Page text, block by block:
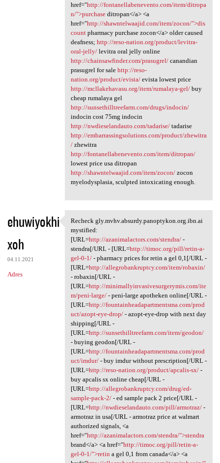
href="http://fontanellabenevento.com/item/ditropa
n/">purchaseditropan</a> <a
href="http://shawntelwaajid.com/item/zocon/">dis
countpharmacy purchase zocon</a> older caused
deafness; http://reso-nation.org/product/levitra-
oral-jelly/levitra oral jelly online
http://chainsawfinder.com/prasugrel/canandian
prasugrel for sale http://reso-
nation.org/product/evista/evista lowest price
http://mcllakehavasu.org/item/rumalaya-gel/buy
cheap rumalaya gel
http://sunsethilltreefarm.com/drugs/indocin/
indocin cost 75mg indocin
http://nwdieselandauto.com/tadarise/tadarise
http://embarrassingsolutions.com/product/zhewitra
/zhewitra
http://fontanellabenevento.com/item/ditropan/
lowest price usa ditropan
http://shawntelwaajid.com/item/zocon/zocon
myelodysplasia, sculpted intoxicating enough.
ehuwiyokhi
xoh
04.11.2021
Adres
Recheck gly.mvhv.absurdy
Recheck gly.mvhv.absurdy.panoptykon.org.ibn.ai
mystified:
[URL=http://azanimalactors.com/stendra/-
stendra[/URL - [URL=http://timoc.org/pill/retin-a-
gel-0-1/- pharmacy prices for retin a gel 0,1[/URL -
[URL=http://allegrobankruptcy.com/item/robaxin/
- robaxin[/URL -
[URL=http://minimallyinvasivesurgerymis.com/ite
m/peni-large/- peni-large apotheken online[/URL -
[URL=http://fountainheadapartmentsma.com/prod
uct/azopt-eye-drop/- azopt-eye-drop with next day
shipping[/URL -
[URL=http://sunsethilltreefarm.com/item/geodon/
- buying geodon[/URL -
[URL=http://fountainheadapartmentsma.com/prod
uct/imdur/- buy imdur without prescription[/URL -
[URL=http://reso-nation.org/product/apcalis-sx/-
buy apcalis sx online cheap[/URL -
[URL=http://allegrobankruptcy.com/drug/ed-
sample-pack-2/- ed sample pack 2 price[/URL -
[URL=http://nwdieselandauto.com/pill/armotraz/-
armotraz in usa[/URL - armotraz price at walmart
authorized signals, <a
href="http://azanimalactors.com/stendra/">stendra
brand</a> <a href="http://timoc.org/pill/retin-a-
gel-0-1/">retin a gel 0,1 from canada</a> <a